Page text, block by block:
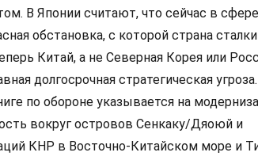
В Японии считают, что сейчас в сфере
обстановка, с которой страна
Китай, а не Северная Корея или
долгосрочная стратегическая
по обороне указывается на
вокруг островов Сенкаку/Дяоюй и
КНР в Восточно-Китайском море и